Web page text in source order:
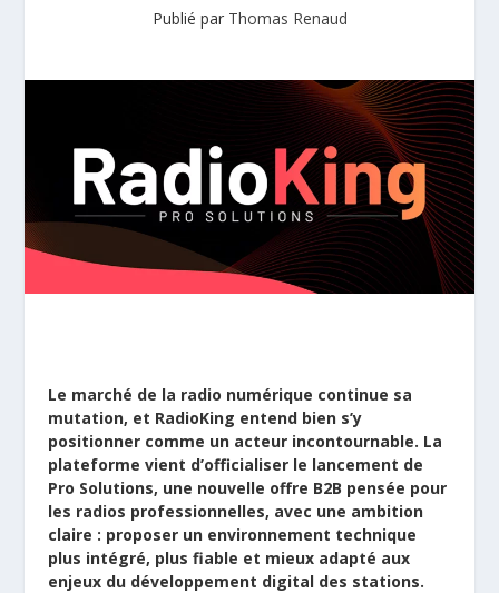
Publié par Thomas Renaud
Le marché de la radio numérique continue sa
mutation, et RadioKing entend bien s’y
positionner comme un acteur incontournable. La
plateforme vient d’officialiser le lancement de
Pro Solutions, une nouvelle offre B2B pensée pour
les radios professionnelles, avec une ambition
claire : proposer un environnement technique
plus intégré, plus fiable et mieux adapté aux
enjeux du développement digital des stations.